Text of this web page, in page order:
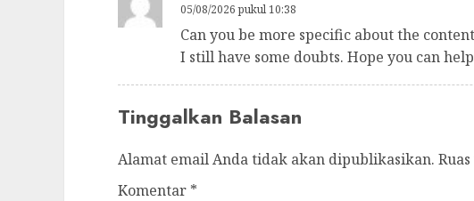
05/08/2026 pukul 10:38
Can you be more specific about the
I still have some doubts. Hope you can
Tinggalkan Balasan
Alamat email Anda tidak akan dipublikasikan.
Komentar *